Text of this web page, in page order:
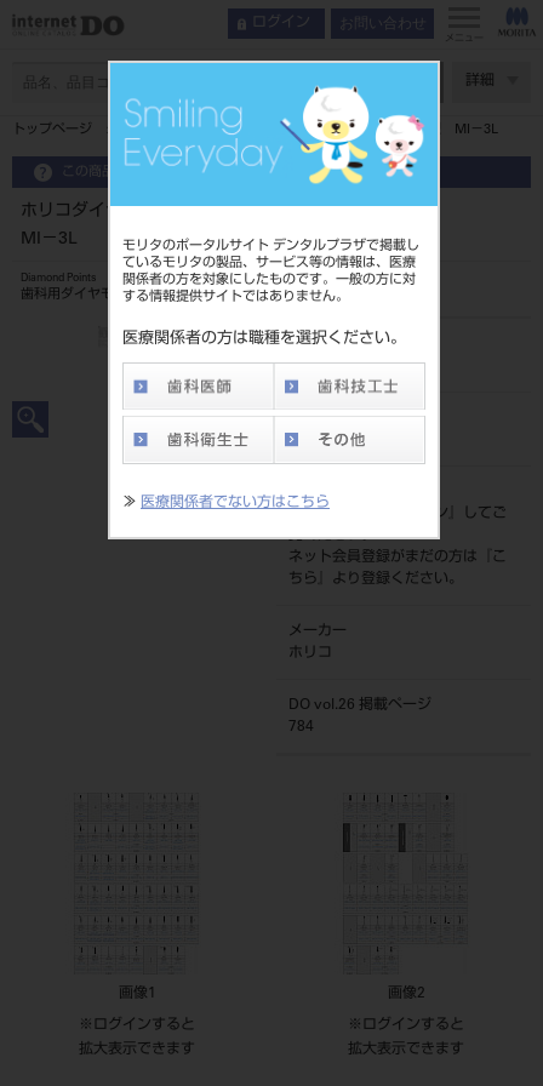
モリタのポータルサイト デンタルプラザで掲載し
ているモリタの製品、サービス等の情報は、医療
関係者の方を対象にしたものです。一般の方に対
する情報提供サイトではありません。
医療関係者の方は職種を選択ください。
≫ 医療関係者でない方はこちら
ログイン お問い合わせ
メニュー
詳細
トップページ ホリコダイヤ ミニマルインターベンション1入中型 MI－3L
この商品に関するお問い合わせ
ホリコダイヤ ミニマルインターベンション1入中型
MI－3L
Diamond Points
歯科用ダイヤモンドバー
品目コード
206510132MI-3L
JAN/EANコード
4580191030926
標準価格
価格の確認は『
ログイン
』してご
覧ください。
ネット会員登録がまだの方は『
こ
ちら
』より登録ください。
メーカー
ホリコ
DO vol.26 掲載ページ
784
画像1
※ログインすると
拡大表示できます
画像2
※ログインすると
拡大表示できます